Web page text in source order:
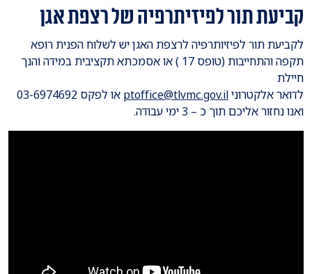
קביעת תור לפיזיתרפיה של רצפת אגן
לקביעת תור לפיזיותרפיה לרצפת האגן יש לשלוח הפנית רופא
תקפה והתחייבות (טופס 17 ) או אסמכתא תקציבית במידה והנך
חיילת
לדואר אלקטרוניptoffice@tlvmc.gov.il
או לפקס 03-6974692
ואנו נחזור אליכם תוך כ – 3 ימי עבודה.